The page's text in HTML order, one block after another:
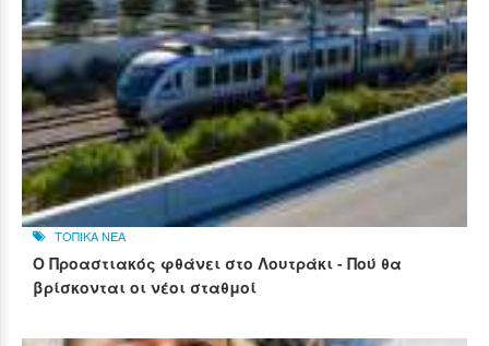
ΤΟΠΙΚΑ ΝΕΑ
Ο Προαστιακός φθάνει στο Λουτράκι - Πού θα
βρίσκονται οι νέοι σταθμοί